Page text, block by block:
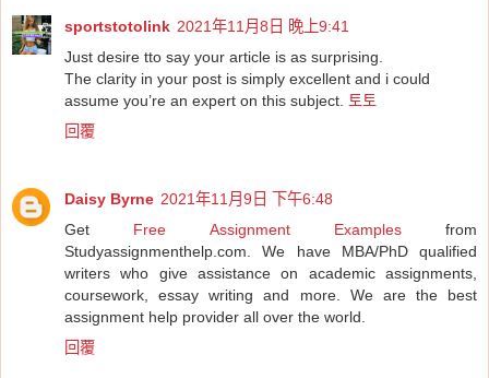
sportstotolink 2021年11月8日 晚上9:41
Just desire tto say your article is as surprising.
The clarity in your post is simply excellent and i could
assume you’re an expert on this subject.
토토
回覆
Daisy Byrne 2021年11月9日 下午6:48
Get Free Assignment Examplesfrom
Studyassignmenthelp.com. We have MBA/PhD qualified
writers who give assistance on academic assignments,
coursework, essay writing and more. We are the best
assignment help provider all over the world.
回覆